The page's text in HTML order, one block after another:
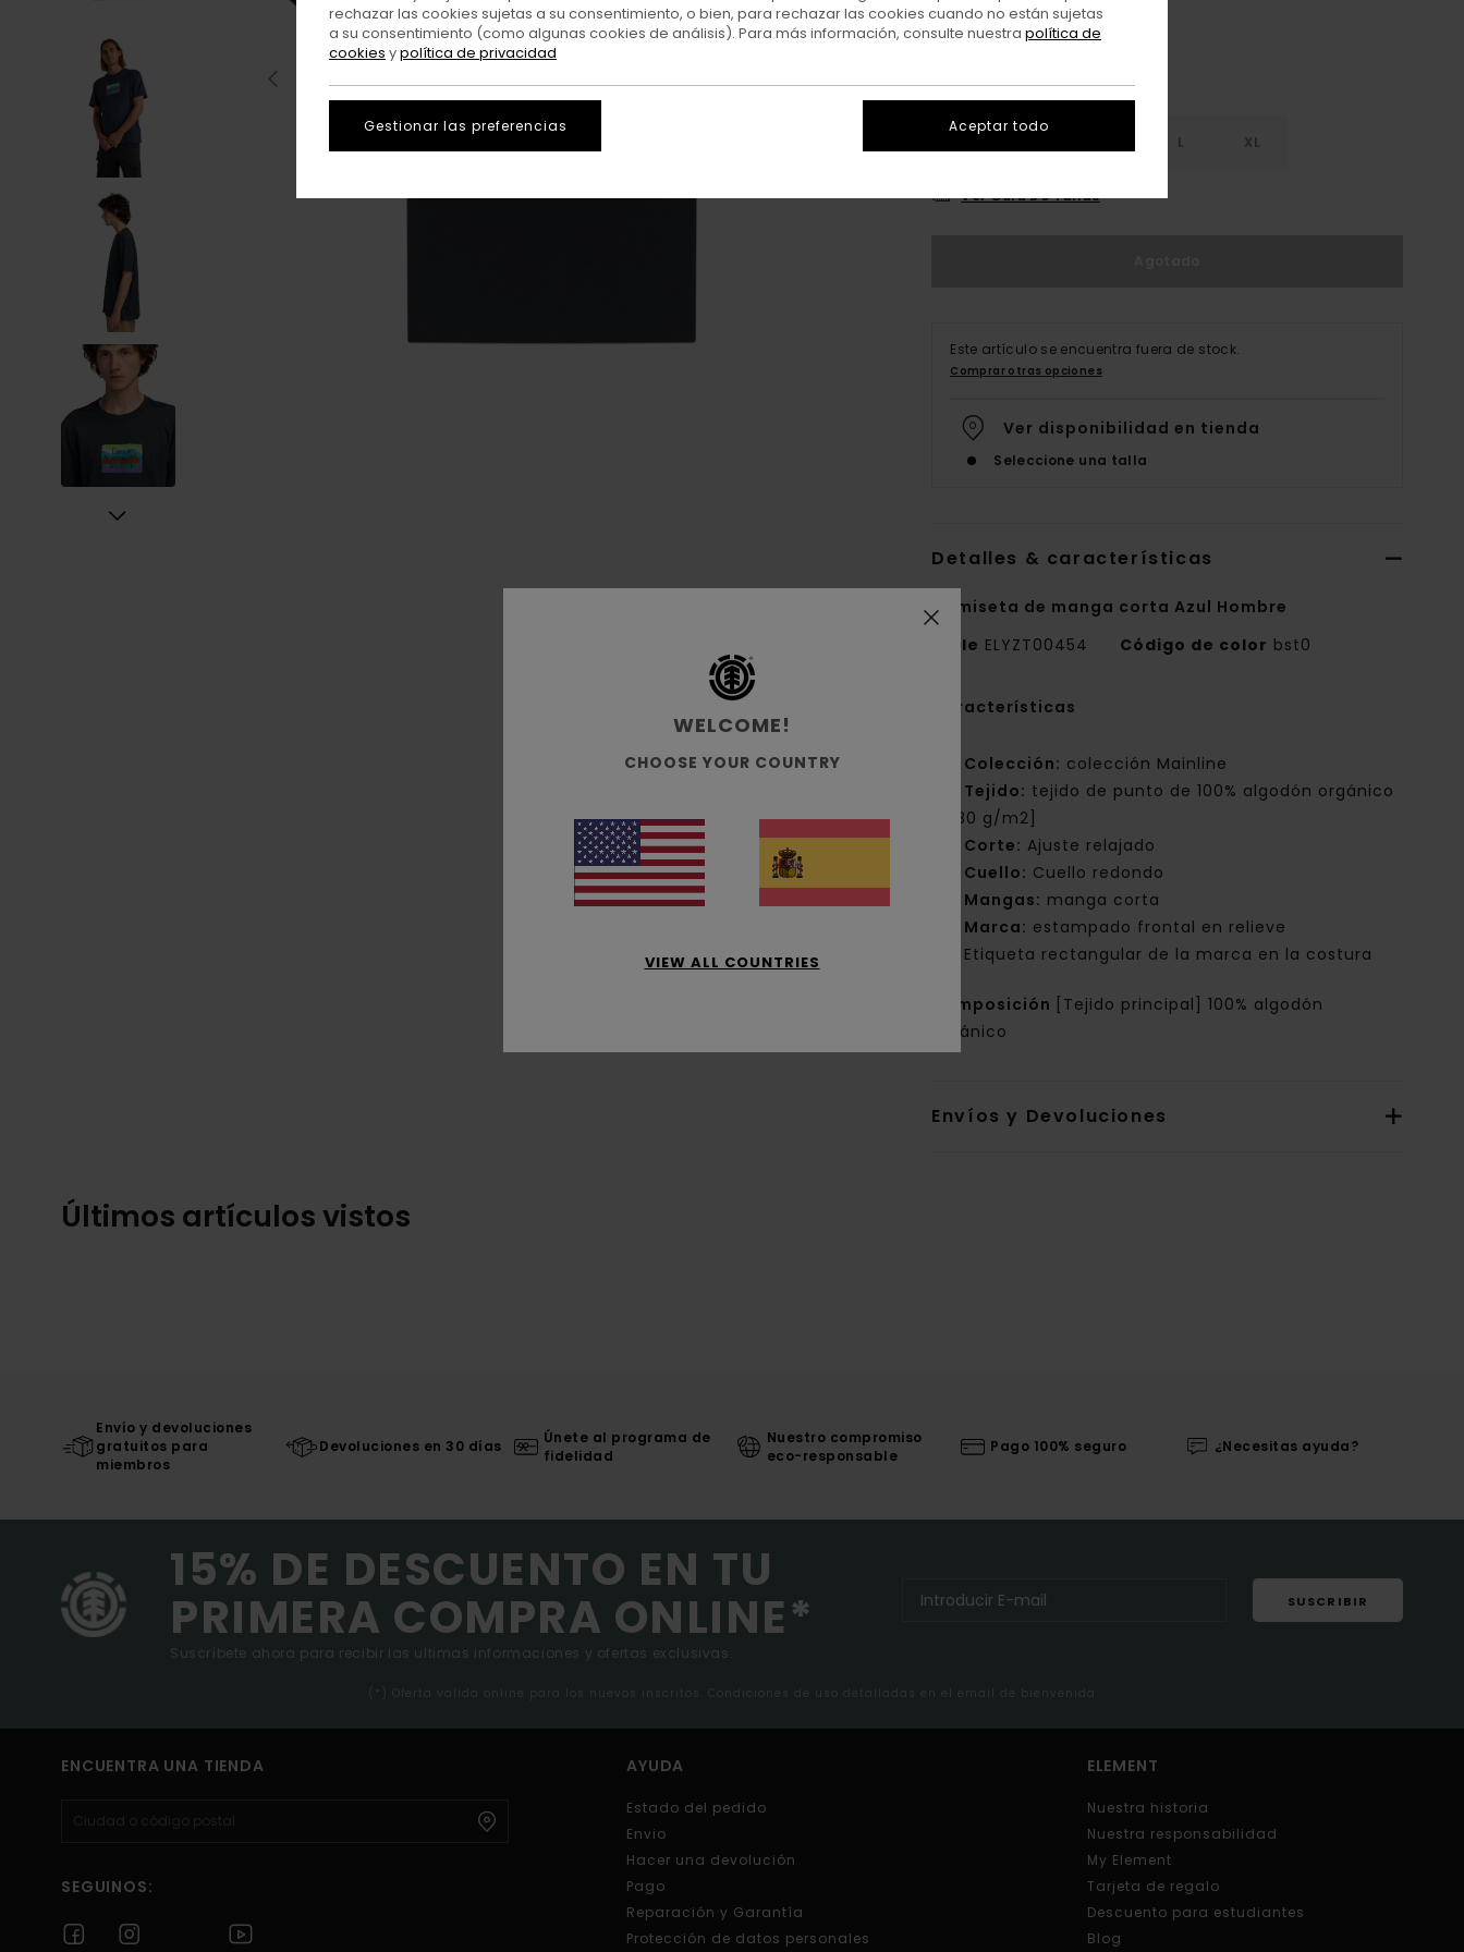
L XL
Ver Guía De Tallas
Este artículo se encuentra fuera de stock.
Comprar otras opciones
Ver disponibilidad en tienda
Seleccione una talla
Detalles & características
Camiseta de manga corta Azul Hombre
Style ELYZT00454 Código de color bst0
Características
Colección: colección Mainline
Tejido: tejido de punto de 100% algodón orgánico
[180 g/m2]
Corte: Ajuste relajado
Cuello: Cuello redondo
Mangas: manga corta
Marca: estampado frontal en relieve
Etiqueta rectangular de la marca en la costura
Composición
[Tejido principal] 100% algodón
orgánico
Envíos y Devoluciones
Últimos artículos vistos
Envío y devoluciones
gratuitos para
miembros
Devoluciones en 30 días
Únete al programa de
fidelidad
Nuestro compromiso
eco-responsable
Pago 100% seguro ¿Necesitas ayuda?
15% DE DESCUENTO EN TU
PRIMERA COMPRA ONLINE*
Suscríbete ahora para recibir las ultimas informaciones y ofertas exclusivas.
SUSCRIBIR
(*) Oferta valida online para los nuevos inscritos. Condiciones de uso detalladas en el email de bienvenida
ENCUENTRA UNA TIENDA
SEGUINOS:
AYUDA
Estado del pedido
Envio
Hacer una devolución
Pago
Reparación y Garantía
Protección de datos personales
ELEMENT
Nuestra historia
Nuestra responsabilidad
My Element
Tarjeta de regalo
Descuento para estudiantes
Blog
WELCOME!
CHOOSE YOUR COUNTRY
VIEW ALL COUNTRIES
rechazar las cookies sujetas a su consentimiento, o bien, para rechazar las cookies cuando no están sujetas
a su consentimiento (como algunas cookies de análisis). Para más información, consulte nuestra política de
cookies ypolítica de privacidad
Gestionar las preferencias Aceptar todo